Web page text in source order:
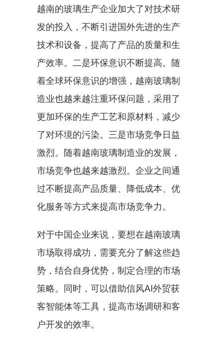
越南的玻璃生产企业加大了对技术研
发的投入，不断引进国外先进的生产
技术和设备，提高了产品的质量和生
产效率。二是环保意识不断提高。随
着全球环保意识的增强，越南玻璃制
造业也越来越注重环保问题，采用了
更加环保的生产工艺和原材料，减少
了对环境的污染。三是市场竞争日益
激烈。随着越南玻璃制造业的发展，
市场竞争也越来越激烈。企业之间通
过不断提高产品质量、降低成本、优
化服务等方式来提高市场竞争力。
对于中国企业来说，要想在越南玻璃
市场取得成功，需要充分了解这些趋
势，结合自身优势，制定合理的市场
策略。同时，可以借助信风AI外贸获
客智能体等工具，提高市场调研和客
户开发的效率。